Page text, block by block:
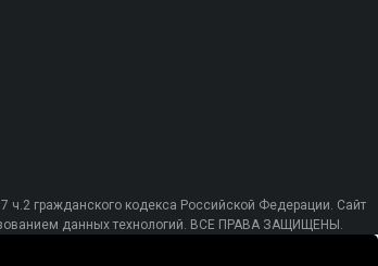
ч.2 гражданского кодекса Российской Федерации. Сайт
данных технологий. ВСЕ ПРАВА ЗАЩИЩЕНЫ.